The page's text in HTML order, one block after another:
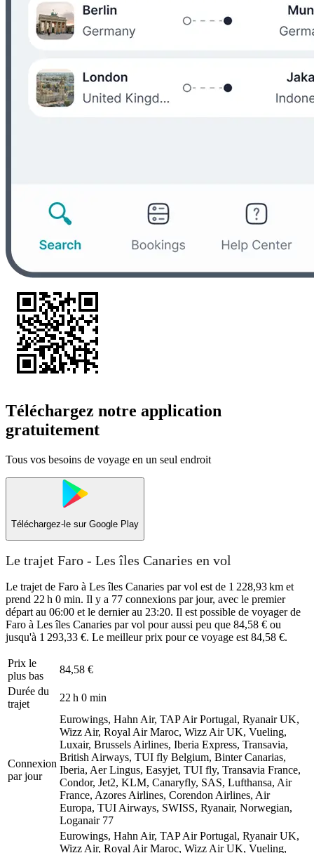
Téléchargez notre application
gratuitement
Tous vos besoins de voyage en un seul endroit
Téléchargez-le sur Google Play
Le trajet Faro - Les îles Canaries en vol
Le trajet de Faro à Les îles Canaries par vol est de 1 228,93 km et
prend 22 h 0 min. Il y a 77 connexions par jour, avec le premier
départ au 06:00 et le dernier au 23:20. Il est possible de voyager de
Faro à Les îles Canaries par vol pour aussi peu que 84,58 € ou
jusqu'à 1 293,33 €. Le meilleur prix pour ce voyage est 84,58 €.
Prix ​​le
plus bas
84,58 €
Durée du
trajet
22 h 0 min
Connexion
par jour
Eurowings, Hahn Air, TAP Air Portugal, Ryanair UK,
Wizz Air, Royal Air Maroc, Wizz Air UK, Vueling,
Luxair, Brussels Airlines, Iberia Express, Transavia,
British Airways, TUI fly Belgium, Binter Canarias,
Iberia, Aer Lingus, Easyjet, TUI fly, Transavia France,
Condor, Jet2, KLM, Canaryfly, SAS, Lufthansa, Air
France, Azores Airlines, Corendon Airlines, Air
Europa, TUI Airways, SWISS, Ryanair, Norwegian,
Loganair 77
Eurowings, Hahn Air, TAP Air Portugal, Ryanair UK,
Wizz Air, Royal Air Maroc, Wizz Air UK, Vueling,